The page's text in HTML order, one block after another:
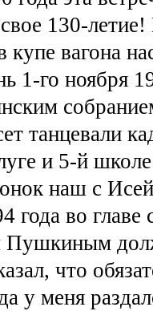
свое 130-
купе вагона
1-го ноября
танцевали
и 5-й
наш с
года во
Пушкиным
что
у меня